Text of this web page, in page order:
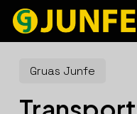
Skip
contentGruas Junfe